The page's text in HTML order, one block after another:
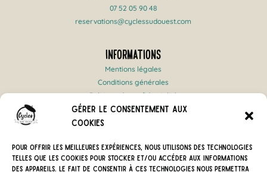
Gérer le consentement aux
cookies
Pour offrir les meilleures expériences, nous utilisons des technologies
telles que les cookies pour stocker et/ou accéder aux informations
des appareils. Le fait de consentir à ces technologies nous permettra
07 52 05 90 48
reservations@cyclessudouest.com
Informations
Mentions légales
Conditions générales
Politique de confidentialité
Crédits
Nos partenaires
Région Nouvelle-Aquitaine